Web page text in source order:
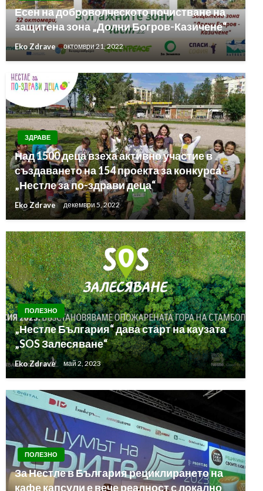
Есен на доброволческото почистване на
защитена зона „Долни Богров-Казичене“
Eko Zdrave октомври 21, 2022
ЗДРАВЕ
Над 1500 деца взеха активно участие в
създаването на 154 проекта за конкурса
„Нестле за по-здрави деца“
Eko Zdrave декември 5, 2022
ПОЛЕЗНО
„Нестле България“ дава старт на каузата
„SOS Залесяване“
Eko Zdrave май 2, 2023
ПОЛЕЗНО
За Нестле в България рециклирането на
кафе капсули е вече реалност с локално